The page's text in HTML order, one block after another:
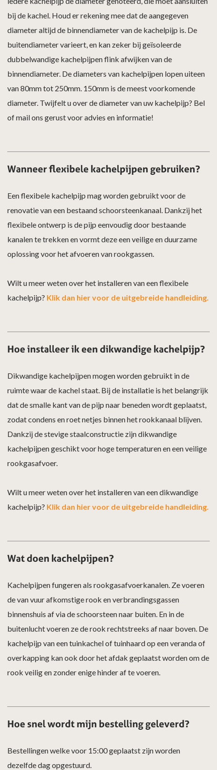
bij de kachel. Houd er rekening mee dat de aangegeven
diameter altijd de binnendiameter van de kachelpijp is. De
buitendiameter varieert, en kan zeker bij geïsoleerde
dubbelwandige kachelpijpen flink afwijken van de
binnendiameter. De diameters van kachelpijpen lopen uiteen
van 80mm tot 250mm. 150mm is de meest voorkomende
diameter. Twijfelt u over de diameter van uw kachelpijp? Bel
of mail ons gerust voor advies en informatie!
Wanneer flexibele kachelpijpen gebruiken?
Een flexibele kachelpijp mag worden gebruikt voor de
renovatie van een bestaand schoorsteenkanaal. Dankzij het
flexibele ontwerp is de pijp eenvoudig door bestaande
kanalen te trekken en vormt deze een veilige en duurzame
oplossing voor het afvoeren van rookgassen.
Wilt u meer weten over het installeren van een flexibele
kachelpijp? Klik dan hier voor de uitgebreide handleiding.
Hoe installeer ik een dikwandige kachelpijp?
Dikwandige kachelpijpen mogen worden gebruikt in de
ruimte waar de kachel staat. Bij de installatie is het belangrijk
dat de smalle kant van de pijp naar beneden wordt geplaatst,
zodat condens en roet netjes binnen het rookkanaal blijven.
Dankzij de stevige staalconstructie zijn dikwandige
kachelpijpen geschikt voor hoge temperaturen en een veilige
rookgasafvoer.
Wilt u meer weten over het installeren van een dikwandige
kachelpijp? Klik dan hier voor de uitgebreide handleiding.
Wat doen kachelpijpen?
Kachelpijpen fungeren als rookgasafvoerkanalen. Ze voeren
de van vuur afkomstige rook en verbrandingsgassen
binnenshuis af via de schoorsteen naar buiten. En in de
buitenlucht voeren ze de rook rechtstreeks af naar boven. De
kachelpijp van een tuinkachel of tuinhaard op een veranda of
overkapping kan ook door het afdak geplaatst worden om de
rook veilig en zonder enige hinder af te voeren.
Hoe snel wordt mijn bestelling geleverd?
Bestellingen welke voor 15:00 geplaatst zijn worden
dezelfde dag opgestuurd.